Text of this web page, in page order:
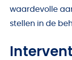
waardevolle
stellen in de